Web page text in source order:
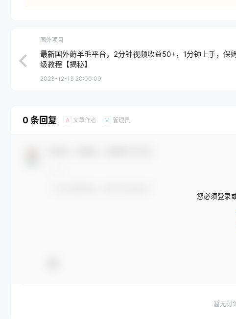
国外项目
最新国外薅羊毛平台，2分钟视频收益50+，1分钟上手，保
级教程【揭秘】
2023-12-13 20:00:09
0 条回复 A 文章作者 M 管理员
您必须登录
暂无讨